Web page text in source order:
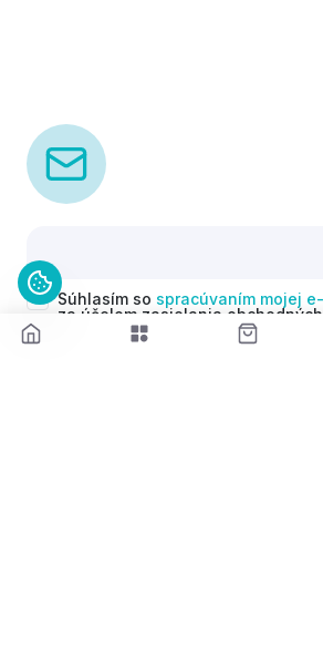
Súhlasím so spracúvaním mojej
za účelom zasielania
(newsletterov) v súlade s čl. 6
Nariadenia GDPR. Svoj súhlas